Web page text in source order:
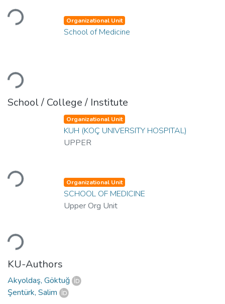
Loading...
Loading...
Organizational Unit
School of Medicine
School / College / Institute
Loading...
Organizational Unit
KUH (KOÇ UNIVERSITY HOSPITAL)
UPPER
Loading...
Organizational Unit
SCHOOL OF MEDICINE
Upper Org Unit
KU-Authors
Akyoldaş, Göktuğ
Şentürk, Salim